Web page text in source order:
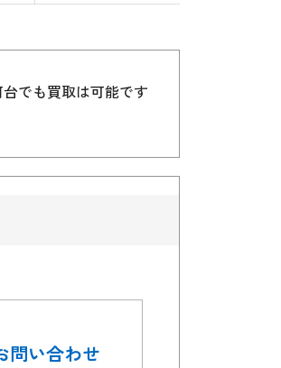
でも買取は可能です
問い合わせ